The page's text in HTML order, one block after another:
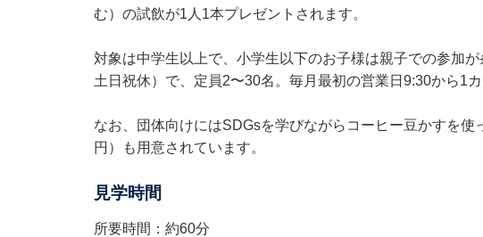
む）の試飲が1人1本プレゼントされます。
対象は中学生以上で、小学生以下のお子様は親子での参加
土日祝休）で、定員2〜30名。毎月最初の営業日9:30から1
なお、団体向けにはSDGsを学びながらコーヒー豆かすを
円）も用意されています。
見学時間
所要時間：約60分